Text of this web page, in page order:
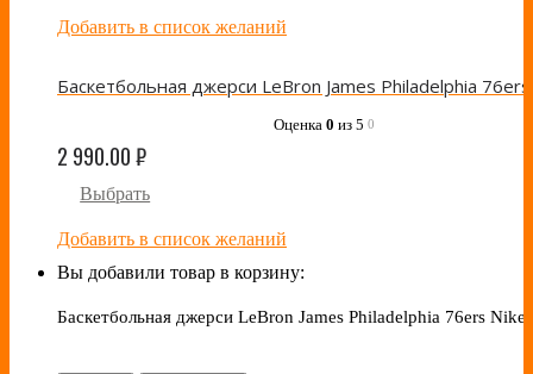
Добавить в список желаний
Оценка 0 из 5 0
2 990.00₽
Выбрать
Добавить в список желаний
Вы добавили товар в корзину:
Баскетбольная джерси LeBron James Philadelphia 76ers Nike